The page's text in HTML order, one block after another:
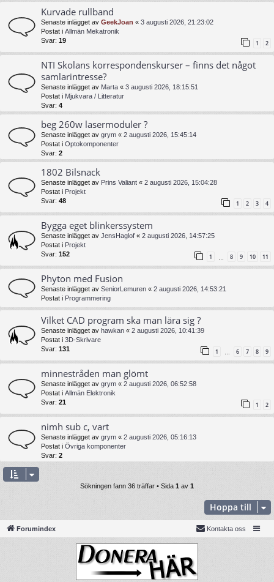
Kurvade rullband
Senaste inlägget av GeekJoan « 3 augusti 2026, 21:23:02
Postat i Allmän Mekatronik
Svar: 19 1 2
NTI Skolans korrespondenskurser – finns det något
samlarintresse?
Senaste inlägget av Marta « 3 augusti 2026, 18:15:51
Postat i Mjukvara / Litteratur
Svar: 4
beg 260w lasermoduler ?
Senaste inlägget av grym « 2 augusti 2026, 15:45:14
Postat i Optokomponenter
Svar: 2
1802 Bilsnack
Senaste inlägget av Prins Valiant « 2 augusti 2026, 15:04:28
Postat i Projekt
Svar: 48 1 2 3 4
Bygga eget blinkerssystem
Senaste inlägget av JensHaglof « 2 augusti 2026, 14:57:25
Postat i Projekt
Svar: 152 1 8 9 10 11
Phyton med Fusion
Senaste inlägget av SeniorLemuren « 2 augusti 2026, 14:53:21
Postat i Programmering
Vilket CAD program ska man lära sig ?
Senaste inlägget av hawkan « 2 augusti 2026, 10:41:39
Postat i 3D-Skrivare
Svar: 131 1 … 6 7 8 9
minnestråden man glömt
Senaste inlägget av grym « 2 augusti 2026, 06:52:58
Postat i Allmän Elektronik
Svar: 21 1 2
nimh sub c, vart
Senaste inlägget av grym « 2 augusti 2026, 05:16:13
Postat i Övriga komponenter
Svar: 2
Sökningen fann 36 träffar • Sida 1 av 1
Hoppa till
Forumindex Kontakta oss